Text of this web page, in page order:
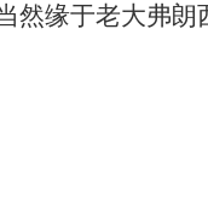
然缘于老大弗朗